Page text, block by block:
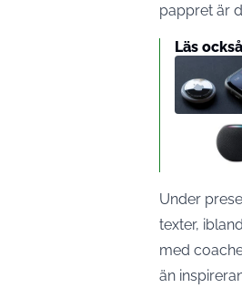
pappret är
Läs också
Under
texter,
med
än